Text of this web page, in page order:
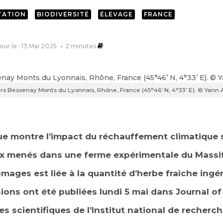
BIODIVERSITÉ ÉLEVAGE FRANCE
le : 13 Mai 2025 2 minutes
Bessenay Monts du Lyonnais, Rhône, France (45°46’ N, 4°33’ E). ©
montre l’impact du réchauffement climatique
menés dans une ferme expérimentale du
est liée à la quantité d’herbe fraîche
ont été publiées lundi 5 mai dans Journal
scientifiques de l’Institut national de